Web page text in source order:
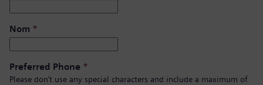
Nom *
Preferred Phone *
Please don’t use any special characters and include a maximum of